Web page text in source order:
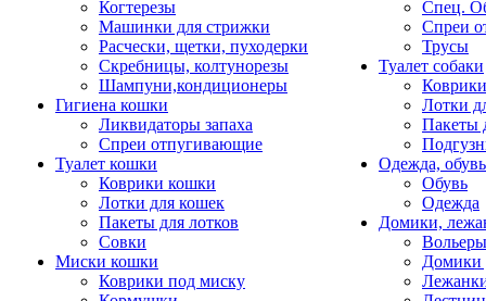
Когтерезы
Машинки для стрижки
Расчески, щетки, пуходерки
Скребницы, колтунорезы
Шампуни,кондиционеры
Гигиена кошки
Ликвидаторы запаха
Спреи отпугивающие
Туалет кошки
Коврики кошки
Лотки для кошек
Пакеты для лотков
Совки
Миски кошки
Коврики под миску
Спец.
Спреи
Трусы
Туалет собаки
Коврики
Лотки
Пакеты
Одежда, обувь
Обувь
Одежда
Домики,
Домики